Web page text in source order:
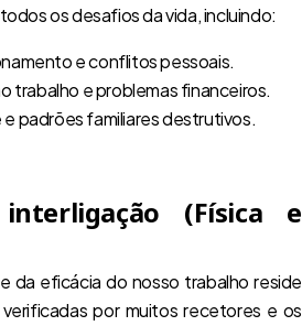
os desafios da vida, incluindo:
e conflitos pessoais.
trabalho e problemas financeiros.
padrões familiares destrutivos.
(Física e
da eficácia do nosso trabalho reside
por muitos recetores e os